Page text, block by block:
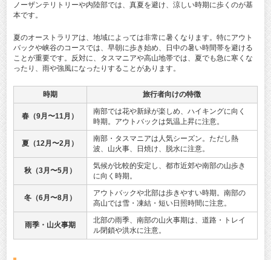
ノーザンテリトリーや内陸部では、真夏を避け、涼しい時期に歩くのが基
本です。
夏のオーストラリアは、地域によっては非常に暑くなります。特にアウト
バックや峡谷のコースでは、早朝に歩き始め、日中の暑い時間帯を避ける
ことが重要です。反対に、タスマニアや高山地帯では、夏でも急に寒くな
ったり、雨や強風になったりすることがあります。
時期 旅行者向けの特徴
春（9月〜11月）
南部では花や新緑が楽しめ、ハイキングに向く
時期。アウトバックは気温上昇に注意。
夏（12月〜2月）
南部・タスマニアは人気シーズン。ただし熱
波、山火事、日焼け、脱水に注意。
秋（3月〜5月）
気候が比較的安定し、都市近郊や南部の山歩き
に向く時期。
冬（6月〜8月）
アウトバックや北部は歩きやすい時期。南部の
高山では雪・凍結・短い日照時間に注意。
雨季・山火事期
北部の雨季、南部の山火事期は、道路・トレイ
ル閉鎖や洪水に注意。